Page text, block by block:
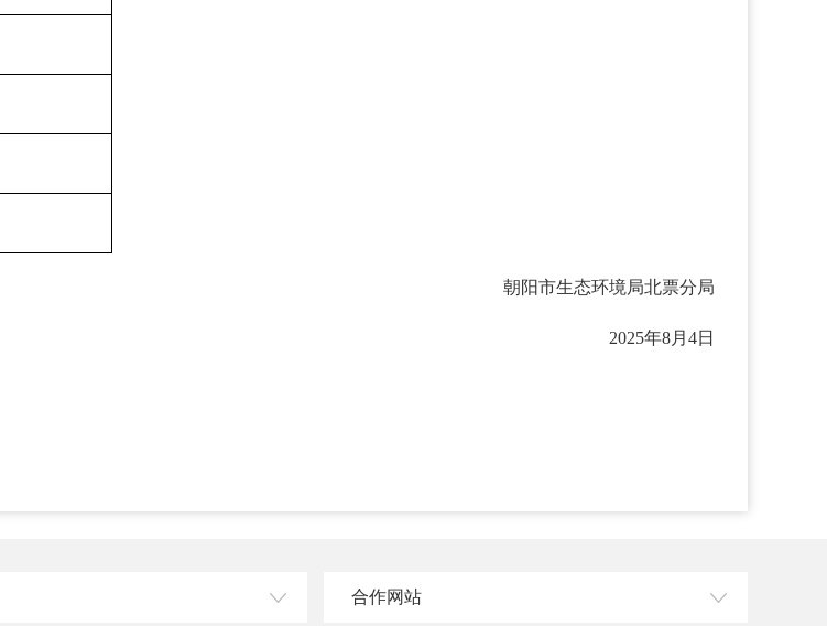
朝阳市生态环境局北票分局
2025年8月4日
合作网站